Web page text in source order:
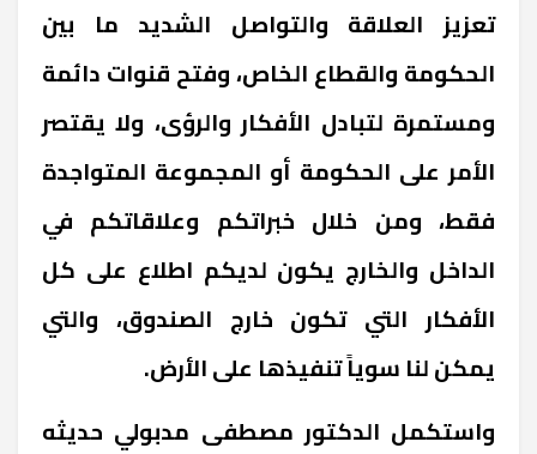
تعزيز العلاقة والتواصل الشديد ما بين
الحكومة والقطاع الخاص، وفتح قنوات دائمة
ومستمرة لتبادل الأفكار والرؤى، ولا يقتصر
الأمر على الحكومة أو المجموعة المتواجدة
فقط، ومن خلال خبراتكم وعلاقاتكم في
الداخل والخارج يكون لديكم اطلاع على كل
الأفكار التي تكون خارج الصندوق، والتي
يمكن لنا سوياً تنفيذها على الأرض.
واستكمل الدكتور مصطفى مدبولي حديثه